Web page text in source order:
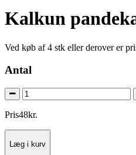
Kalkun
Ved køb af 4 stk eller derover er
Antal
Pris48kr.
Læg i kurv